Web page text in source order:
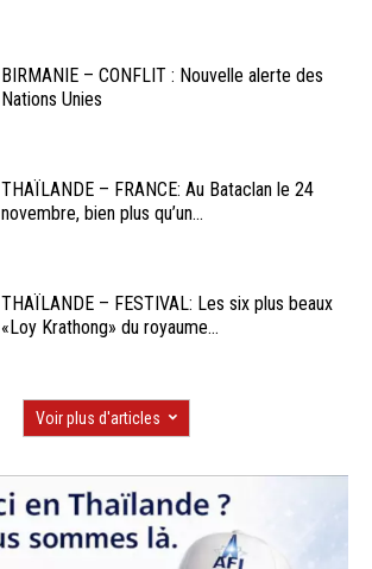
BIRMANIE – CONFLIT : Nouvelle alerte des
Nations Unies
THAÏLANDE – FRANCE: Au Bataclan le 24
novembre, bien plus qu’un...
THAÏLANDE – FESTIVAL: Les six plus beaux
«Loy Krathong» du royaume...
Voir plus d'articles